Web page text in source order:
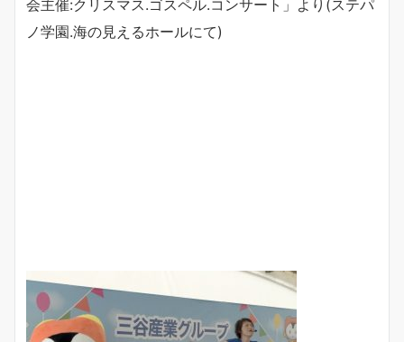
会主催:クリスマス.ゴスペル.コンサート」より(ステパ
ノ学園.海の見えるホールにて)